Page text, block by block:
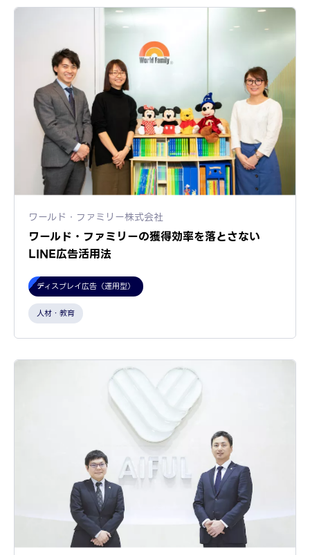
ワールド・ファミリー株式会社
ワールド・ファミリーの獲得効率を落とさない
LINE広告活用法
ディスプレイ広告（運用型）
人材・教育